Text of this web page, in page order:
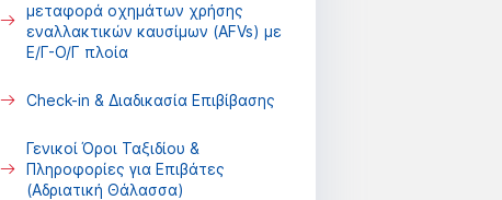
μεταφορά οχημάτων χρήσης
εναλλακτικών καυσίμων (AFVs) με
Ε/Γ-Ο/Γ πλοία
Check-in & Διαδικασία Επιβίβασης
Γενικοί Όροι Ταξιδίου &
Πληροφορίες για Επιβάτες
(Αδριατική Θάλασσα)